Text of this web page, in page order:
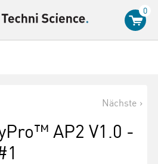
0
Nächste
AP2 V1.0 -